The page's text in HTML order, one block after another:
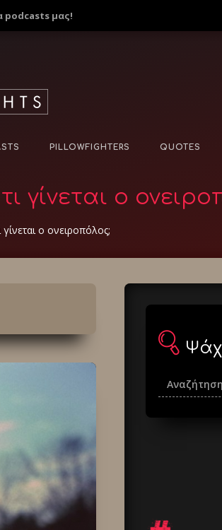
podcasts μας!
PILLOWFIGHTERS QUOTES
γίνεται ο
ο ονειροπόλος;